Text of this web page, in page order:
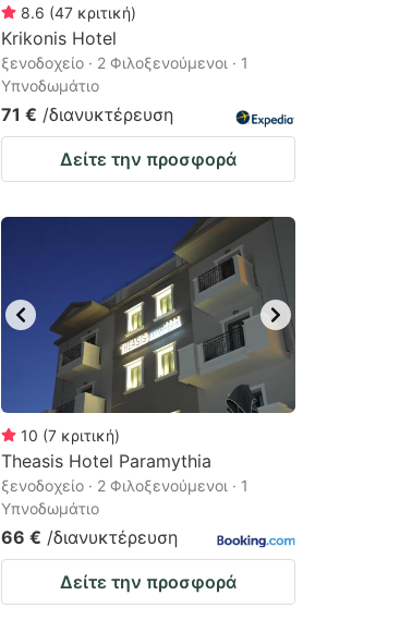
8.6 (47 κριτική)
Krikonis Hotel
ξενοδοχείο · 2 Φιλοξενούμενοι · 1
Υπνοδωμάτιο
71 € /διανυκτέρευση
Δείτε την προσφορά
10 (7 κριτική)
Theasis Hotel Paramythia
ξενοδοχείο · 2 Φιλοξενούμενοι · 1
Υπνοδωμάτιο
66 € /διανυκτέρευση
Δείτε την προσφορά